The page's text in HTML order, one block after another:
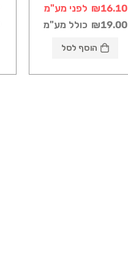
₪16.10 לפני מע"מ
₪19.00 כולל מע"מ
הוסף לסל